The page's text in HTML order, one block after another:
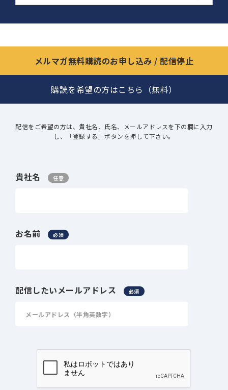
メルマガ無料購読のお申し込み / 配信停止
購読を希望の方はこちら（無料）
配信をご希望の方は、貴社名、氏名、メールアドレスを下の欄に入力
し、「登録する」ボタンを押して下さい。
貴社名 任意
お名前 必須
配信したいメールアドレス 必須